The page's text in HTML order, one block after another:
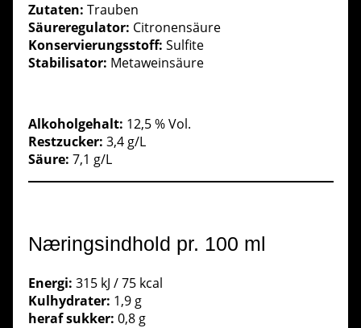
Zutaten: Trauben
Säureregulator: Citronensäure
Konservierungsstoff: Sulfite
Stabilisator: Metaweinsäure
Alkoholgehalt: 12,5 % Vol.
Restzucker: 3,4 g/L
Säure: 7,1 g/L
Næringsindhold pr. 100 ml
Energi: 315 kJ / 75 kcal
Kulhydrater: 1,9 g
heraf sukker: 0,8 g